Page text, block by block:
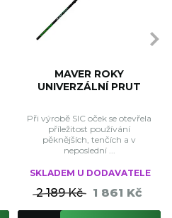
MAVER ROKY
UNIVERZÁLNÍ PRUT
Při výrobě SIC oček se otevřela
příležitost používání
pěknějších, tenčích a v
neposlední ...
SKLADEM U DODAVATELE
2 189 Kč 1 861 Kč